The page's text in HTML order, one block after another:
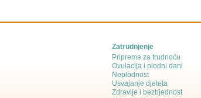
Zatrudnjenje
Pripreme za trudnoću
Ovulacija i plodni dani
Neplodnost
Usvajanje djeteta
Zdravlje i bezbjednost